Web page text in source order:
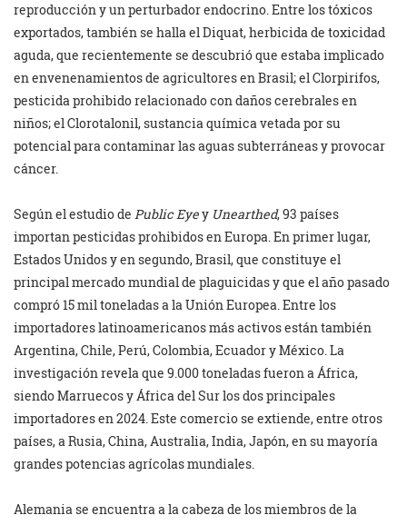
reproducción y un perturbador endocrino. Entre los tóxicos
exportados, también se halla el Diquat, herbicida de toxicidad
aguda, que recientemente se descubrió que estaba implicado
en envenenamientos de agricultores en Brasil; el Clorpirifos,
pesticida prohibido relacionado con daños cerebrales en
niños; el Clorotalonil, sustancia química vetada por su
potencial para contaminar las aguas subterráneas y provocar
cáncer.
Según el estudio de Public Eyey Unearthed, 93 países
importan pesticidas prohibidos en Europa. En primer lugar,
Estados Unidos y en segundo, Brasil, que constituye el
principal mercado mundial de plaguicidas y que el año pasado
compró 15 mil toneladas a la Unión Europea. Entre los
importadores latinoamericanos más activos están también
Argentina, Chile, Perú, Colombia, Ecuador y México. La
investigación revela que 9.000 toneladas fueron a África,
siendo Marruecos y África del Sur los dos principales
importadores en 2024. Este comercio se extiende, entre otros
países, a Rusia, China, Australia, India, Japón, en su mayoría
grandes potencias agrícolas mundiales.
Alemania se encuentra a la cabeza de los miembros de la